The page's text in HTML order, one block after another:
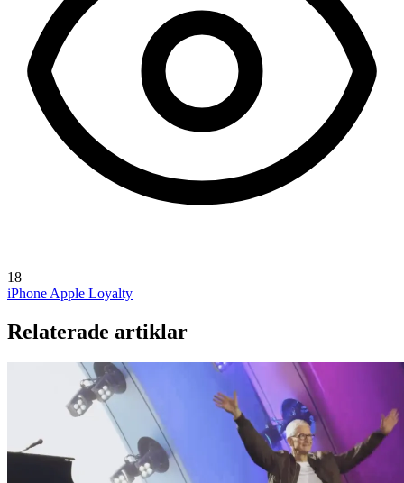
18
iPhone Apple Loyalty
Relaterade artiklar